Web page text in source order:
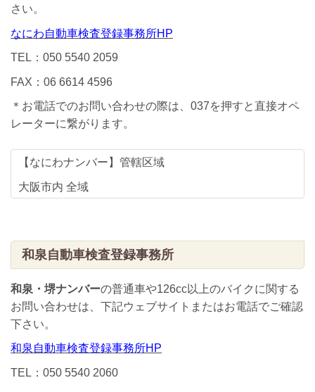
さい。
なにわ自動車検査登録事務所HP
TEL：050 5540 2059
FAX：06 6614 4596
＊お電話でのお問い合わせの際は、037を押すと直接オペ
レーターに繋がります。
【なにわナンバー】管轄区域
大阪市内 全域
和泉自動車検査登録事務所
和泉・堺ナンバーの普通車や126cc以上のバイクに関する
お問い合わせは、下記ウェブサイトまたはお電話でご確認
下さい。
和泉自動車検査登録事務所HP
TEL：050 5540 2060